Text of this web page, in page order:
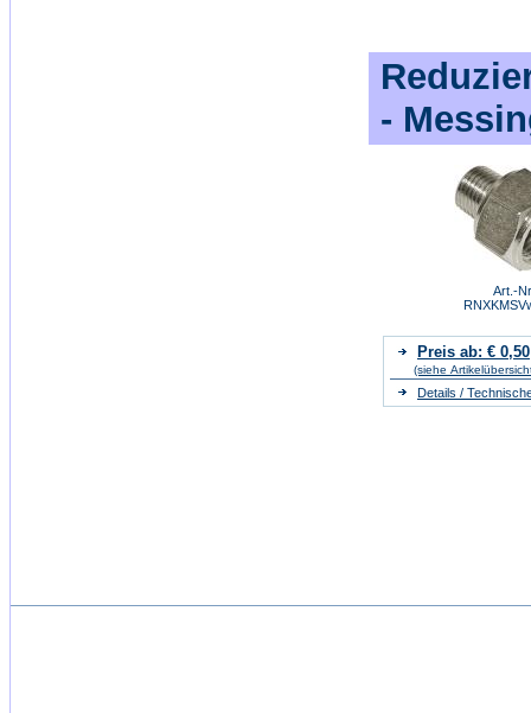
-
Art.-
Preis ab: € 0,50
(siehe
Details /